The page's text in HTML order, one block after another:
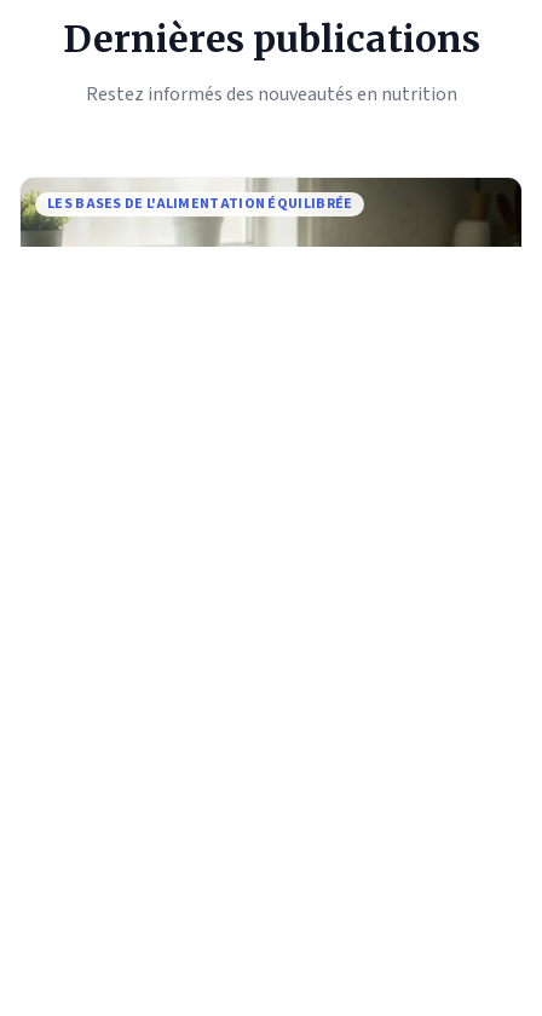
Dernières publications
Restez informés des nouveautés en nutrition
LES BASES DE L'ALIMENTATION ÉQUILIBRÉE